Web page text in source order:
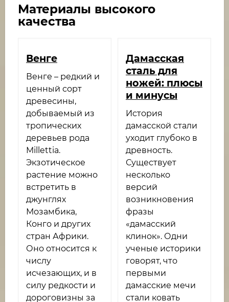
Материалы высокого
качества
Венге​
Венге – редкий и
ценный сорт
древесины,
добываемый из
тропических
деревьев рода
Millettia.
Экзотическое
растение можно
встретить в
джунглях
Мозамбика,
Конго и других
стран Африки.
Оно относится к
числу
исчезающих, и в
силу редкости и
дороговизны за
Дамасская
сталь для
ножей: плюсы
и минусы
История
дамасской стали
уходит глубоко в
древность.
Существует
несколько
версий
возникновения
фразы
«дамасский
клинок». Одни
ученые историки
говорят, что
первыми
дамасские мечи
стали ковать